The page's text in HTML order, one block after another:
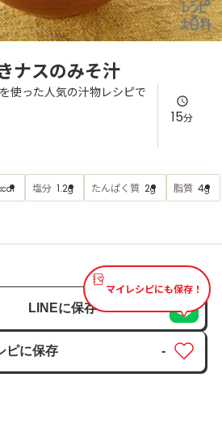
い合わせ
とは
ナスのみそ汁
使った人気の汁物レシピで
15分
塩分 1.2g たんぱく質 2g 脂質 4g
マイレシピにも保存！
LINEに保存
ピに保存
-